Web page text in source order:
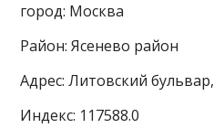
город: Москва
Район: Ясенево район
Адрес: Литовский
Индекс: 117588.0